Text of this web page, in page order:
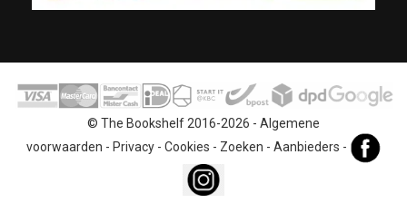
© The Bookshelf 2016-2026 - Algemene
voorwaarden - Privacy- Cookies - Zoeken - Aanbieders -